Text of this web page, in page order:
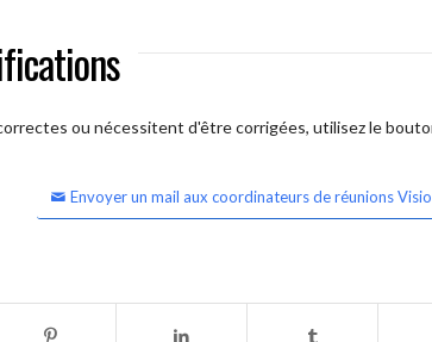
ou nécessitent d'être corrigées, utilisez le
Envoyer un mail aux coordinateurs de réunions